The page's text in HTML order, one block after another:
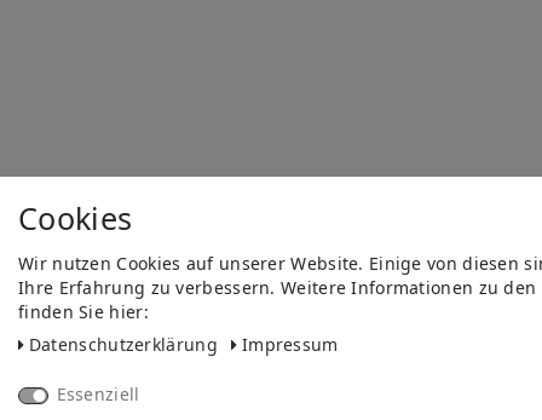
Cookies
Wir nutzen Cookies auf unserer Website. Einige von diesen
Ihre Erfahrung zu verbessern. Weitere Informationen zu
finden Sie hier:
Daten­schutz­erklärung
Impressum
Essenziell